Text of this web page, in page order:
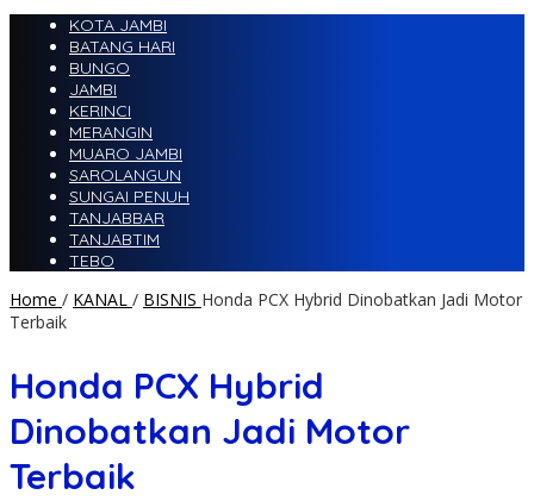
KOTA JAMBI
BATANG HARI
BUNGO
JAMBI
KERINCI
MERANGIN
MUARO JAMBI
SAROLANGUN
SUNGAI PENUH
TANJABBAR
TANJABTIM
TEBO
Home / KANAL / BISNIS Honda PCX Hybrid Dinobatkan Jadi Motor
Terbaik
Honda PCX Hybrid
Dinobatkan Jadi Motor
Terbaik